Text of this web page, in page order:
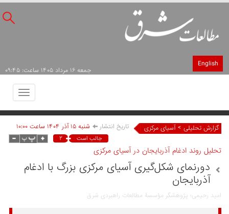
English
جمعه ۱۶ مرداد ۱۴۰۵ ساعت: ۰۹:۴۵
Toggle
گزارش تحلیلی > آسیای مرکزی تاریخ انتشار شنبه ۱۵ آذر ۱۴۰۴ ساعت ۱۰:۰۰
جالب است ۲
تحلیل روند ادغام آذربایجان در آسیای مرکزی
دورنمای شکل‌گیری آسیای مرکزی بزرگ با ادغام
آذربایجان
امید رحیمی؛ پژوهشگر مؤسسۀ مطالعات راهبردی شرق